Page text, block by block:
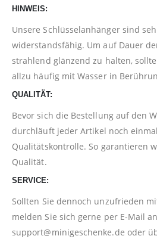
HINWEIS:
Unsere Schlüsselanhänger sind
widerstandsfähig. Um auf Dauer
strahlend glänzend zu halten,
allzu häufig mit Wasser in
QUALITÄT:
Bevor sich die Bestellung auf den
durchläuft jeder Artikel noch
Qualitätskontrolle. So garantieren
Qualität.
SERVICE:
Sollten Sie dennoch unzufrieden
melden Sie sich gerne per E-Mail an
support@minigeschenke.de oder